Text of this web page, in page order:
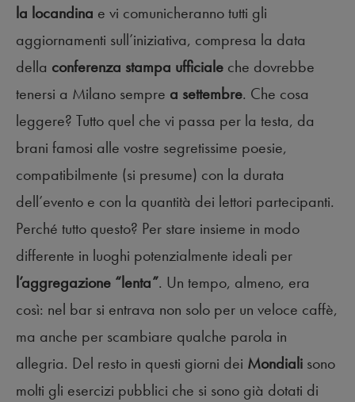
la locandina e vi comunicheranno tutti gli
aggiornamenti sull’iniziativa, compresa la data
della conferenza stampa ufficiale che dovrebbe
tenersi a Milano sempre a settembre. Che cosa
leggere? Tutto quel che vi passa per la testa, da
brani famosi alle vostre segretissime poesie,
compatibilmente (si presume) con la durata
dell’evento e con la quantità dei lettori partecipanti.
Perché tutto questo? Per stare insieme in modo
differente in luoghi potenzialmente ideali per
l’aggregazione “lenta”. Un tempo, almeno, era
così: nel bar si entrava non solo per un veloce caffè,
ma anche per scambiare qualche parola in
allegria. Del resto in questi giorni dei Mondiali sono
molti gli esercizi pubblici che si sono già dotati di